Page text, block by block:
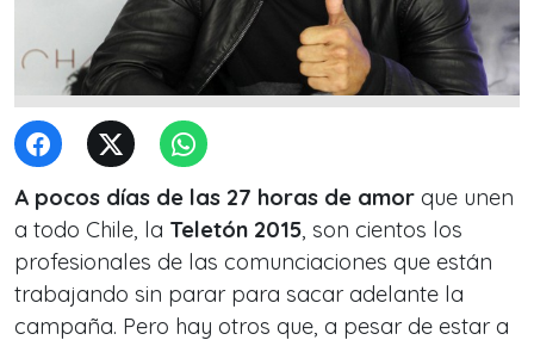
A pocos días de las 27 horas de amor que unen
a todo Chile, la Teletón 2015, son cientos los
profesionales de las comunciaciones que están
trabajando sin parar para sacar adelante la
campaña. Pero hay otros que, a pesar de estar a